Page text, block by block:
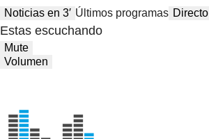
Noticias en 3′ Últimos programas Directo
Estas escuchando
Mute
Volumen